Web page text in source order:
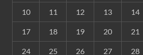
10 11 12 13 14
17 18 19 20 21
24 25 26 27 28